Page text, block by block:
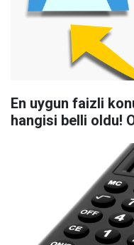
En uygun faizli
hangisi belli oldu!